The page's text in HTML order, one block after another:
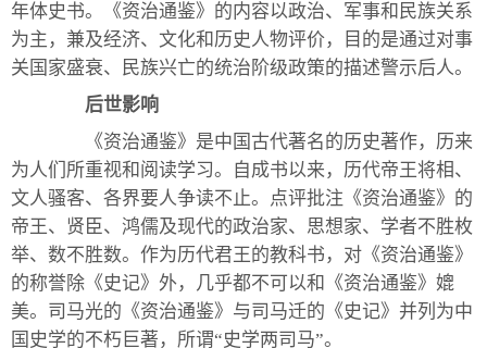
年体史书。《资治通鉴》的内容以政治、军事和民族关系
为主，兼及经济、文化和历史人物评价，目的是通过对事
关国家盛衰、民族兴亡的统治阶级政策的描述警示后人。
后世影响
《资治通鉴》是中国古代著名的历史著作，历来
为人们所重视和阅读学习。自成书以来，历代帝王将相、
文人骚客、各界要人争读不止。点评批注《资治通鉴》的
帝王、贤臣、鸿儒及现代的政治家、思想家、学者不胜枚
举、数不胜数。作为历代君王的教科书，对《资治通鉴》
的称誉除《史记》外，几乎都不可以和《资治通鉴》媲
美。司马光的《资治通鉴》与司马迁的《史记》并列为中
国史学的不朽巨著，所谓“史学两司马”。